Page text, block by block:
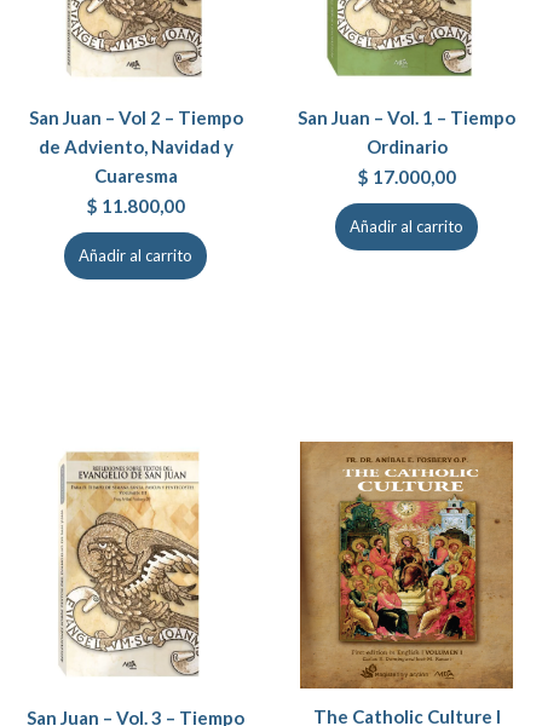
San Juan – Vol 2 – Tiempo
de Adviento, Navidad y
Cuaresma
$ 11.800,00
Añadir al carrito
San Juan – Vol. 1 – Tiempo
Ordinario
$ 17.000,00
Añadir al carrito
San Juan – Vol. 3 – Tiempo
The Catholic Culture I